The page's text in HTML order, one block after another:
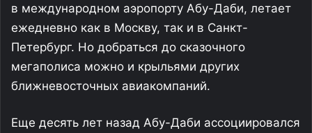
в международном аэропорту Абу-Даби, летает
ежедневно как в Москву, так и в Санкт-
Петербург. Но добраться до сказочного
мегаполиса можно и крыльями других
ближневосточных авиакомпаний.
Еще десять лет назад Абу-Даби ассоциировался